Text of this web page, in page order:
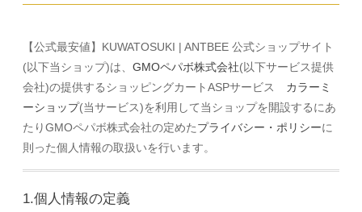
【公式最安値】KUWATOSUKI | ANTBEE 公式ショップサイト
(以下当ショップ)は、 GMOペパボ株式会社(以下サービス提供
会社)の提供するショッピングカートASPサービス カラーミ
ーショップ(当サービス)を利用して当ショップを開設するにあ
たりGMOペパボ株式会社の定めたプライバシー・ポリシーに
則った個人情報の取扱いを行います。
1.個人情報の定義